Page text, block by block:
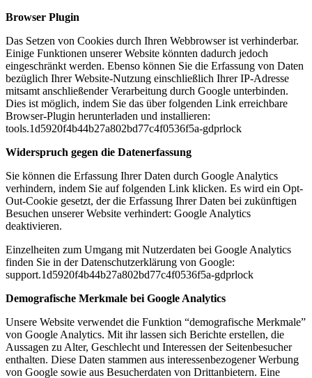
Browser Plugin
Das Setzen von Cookies durch Ihren Webbrowser ist verhinderbar.
Einige Funktionen unserer Website könnten dadurch jedoch
eingeschränkt werden. Ebenso können Sie die Erfassung von Daten
bezüglich Ihrer Website-Nutzung einschließlich Ihrer IP-Adresse
mitsamt anschließender Verarbeitung durch Google unterbinden.
Dies ist möglich, indem Sie das über folgenden Link erreichbare
Browser-Plugin herunterladen und installieren:
tools.1d5920f4b44b27a802bd77c4f0536f5a-gdprlock
Widerspruch gegen die Datenerfassung
Sie können die Erfassung Ihrer Daten durch Google Analytics
verhindern, indem Sie auf folgenden Link klicken. Es wird ein Opt-
Out-Cookie gesetzt, der die Erfassung Ihrer Daten bei zukünftigen
Besuchen unserer Website verhindert: Google Analytics
deaktivieren.
Einzelheiten zum Umgang mit Nutzerdaten bei Google Analytics
finden Sie in der Datenschutzerklärung von Google:
support.1d5920f4b44b27a802bd77c4f0536f5a-gdprlock
Demografische Merkmale bei Google Analytics
Unsere Website verwendet die Funktion “demografische Merkmale”
von Google Analytics. Mit ihr lassen sich Berichte erstellen, die
Aussagen zu Alter, Geschlecht und Interessen der Seitenbesucher
enthalten. Diese Daten stammen aus interessenbezogener Werbung
von Google sowie aus Besucherdaten von Drittanbietern. Eine